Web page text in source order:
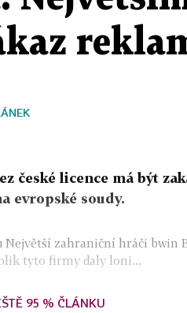
české licence má být
evropské soudy.
zahraniční hráči bwin
tyto firmy daly loni...
95 % ČLÁNKU